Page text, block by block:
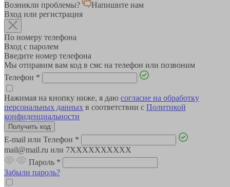
Возникли проблемы?
Напишите нам
Вход или регистрация
По номеру телефона
Вход с паролем
Введите номер телефона
Мы отправим вам код в смс на телефон или позвоним
Телефон *
Нажимая на кнопку ниже, я даю согласие на обработку
персональных данных в соответствии с Политикой
конфиденциальности
E-mail или Телефон *
mail@mail.ru или 7XXXXXXXXXX
Пароль *
Забыли пароль?